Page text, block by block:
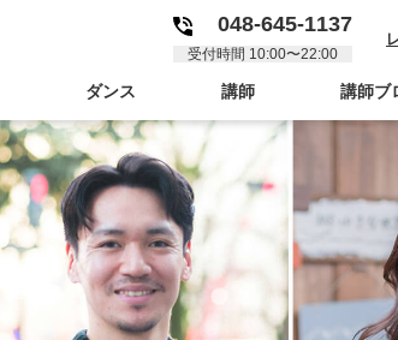
048-645-1137
受付時間 10:00〜22:00
ダンス 講師 講師ブ